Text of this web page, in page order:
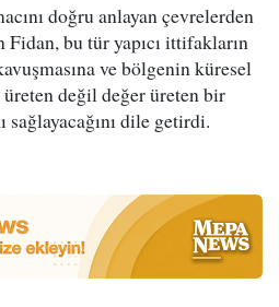
doğru anlayan çevrelerden
Fidan, bu tür yapıcı ittifakların
ve bölgenin küresel
üreten değil değer üreten bir
sağlayacağını dile getirdi.